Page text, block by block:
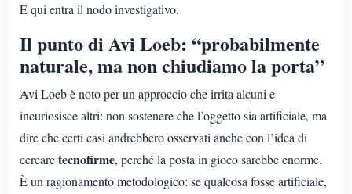
E qui entra il nodo investigativo.
Il punto di Avi Loeb: “probabilmente
naturale, ma non chiudiamo la porta”
Avi Loeb è noto per un approccio che irrita alcuni e
incuriosisce altri: non sostenere che l’oggetto sia artificiale, ma
dire che certi casi andrebbero osservati anche con l’idea di
cercaretecnofirme, perché la posta in gioco sarebbe enorme.
È un ragionamento metodologico: se qualcosa fosse artificiale,